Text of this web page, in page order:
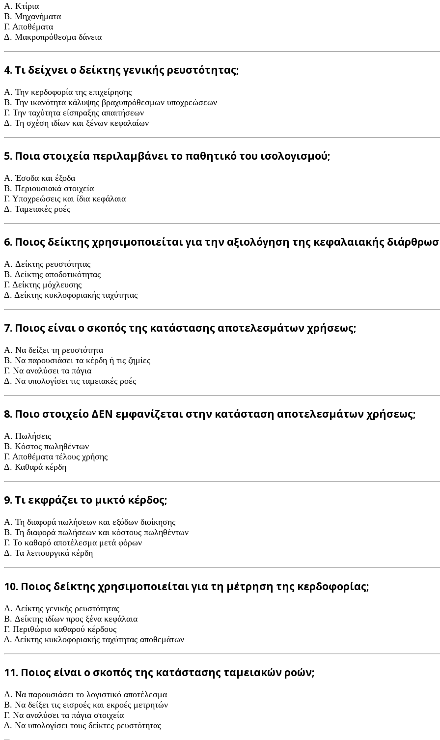
A. Κτίρια
B. Μηχανήματα
Γ. Αποθέματα
Δ. Μακροπρόθεσμα δάνεια
4. Τι δείχνει ο δείκτης γενικής ρευστότητας;
A. Την κερδοφορία της επιχείρησης
B. Την ικανότητα κάλυψης βραχυπρόθεσμων υποχρεώσεων
Γ. Την ταχύτητα είσπραξης απαιτήσεων
Δ. Τη σχέση ιδίων και ξένων κεφαλαίων
5. Ποια στοιχεία περιλαμβάνει το παθητικό του ισολογισμού;
A. Έσοδα και έξοδα
B. Περιουσιακά στοιχεία
Γ. Υποχρεώσεις και ίδια κεφάλαια
Δ. Ταμειακές ροές
6. Ποιος δείκτης χρησιμοποιείται για την αξιολόγηση της κεφαλαιακής
A. Δείκτης ρευστότητας
B. Δείκτης αποδοτικότητας
Γ. Δείκτης μόχλευσης
Δ. Δείκτης κυκλοφοριακής ταχύτητας
7. Ποιος είναι ο σκοπός της κατάστασης αποτελεσμάτων χρήσεως;
A. Να δείξει τη ρευστότητα
B. Να παρουσιάσει τα κέρδη ή τις ζημίες
Γ. Να αναλύσει τα πάγια
Δ. Να υπολογίσει τις ταμειακές ροές
8. Ποιο στοιχείο ΔΕΝ εμφανίζεται στην κατάσταση αποτελεσμάτων χρήσεως;
A. Πωλήσεις
B. Κόστος πωληθέντων
Γ. Αποθέματα τέλους χρήσης
Δ. Καθαρά κέρδη
9. Τι εκφράζει το μικτό κέρδος;
A. Τη διαφορά πωλήσεων και εξόδων διοίκησης
B. Τη διαφορά πωλήσεων και κόστους πωληθέντων
Γ. Το καθαρό αποτέλεσμα μετά φόρων
Δ. Τα λειτουργικά κέρδη
10. Ποιος δείκτης χρησιμοποιείται για τη μέτρηση της κερδοφορίας;
A. Δείκτης γενικής ρευστότητας
B. Δείκτης ιδίων προς ξένα κεφάλαια
Γ. Περιθώριο καθαρού κέρδους
Δ. Δείκτης κυκλοφοριακής ταχύτητας αποθεμάτων
11. Ποιος είναι ο σκοπός της κατάστασης ταμειακών ροών;
A. Να παρουσιάσει το λογιστικό αποτέλεσμα
B. Να δείξει τις εισροές και εκροές μετρητών
Γ. Να αναλύσει τα πάγια στοιχεία
Δ. Να υπολογίσει τους δείκτες ρευστότητας